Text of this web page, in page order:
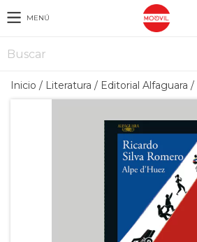
MENÚ
Inicio / Literatura / Editorial Alfaguara /